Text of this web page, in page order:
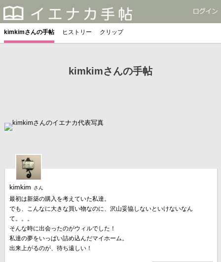
kimkimさんの手帖 ヒストリー クリップ
kimkimさんの手帖
kimkim さん
最初は新築の購入を考えていた私達。
でも、こんなに大きな買い物なのに、沢山妥協しないといけないなん
て。。。
そんな時に出会ったのがウィルでした！
私達の夢をいっぱい詰め込んだマイホーム。
出来上がるのが、待ち遠しい！